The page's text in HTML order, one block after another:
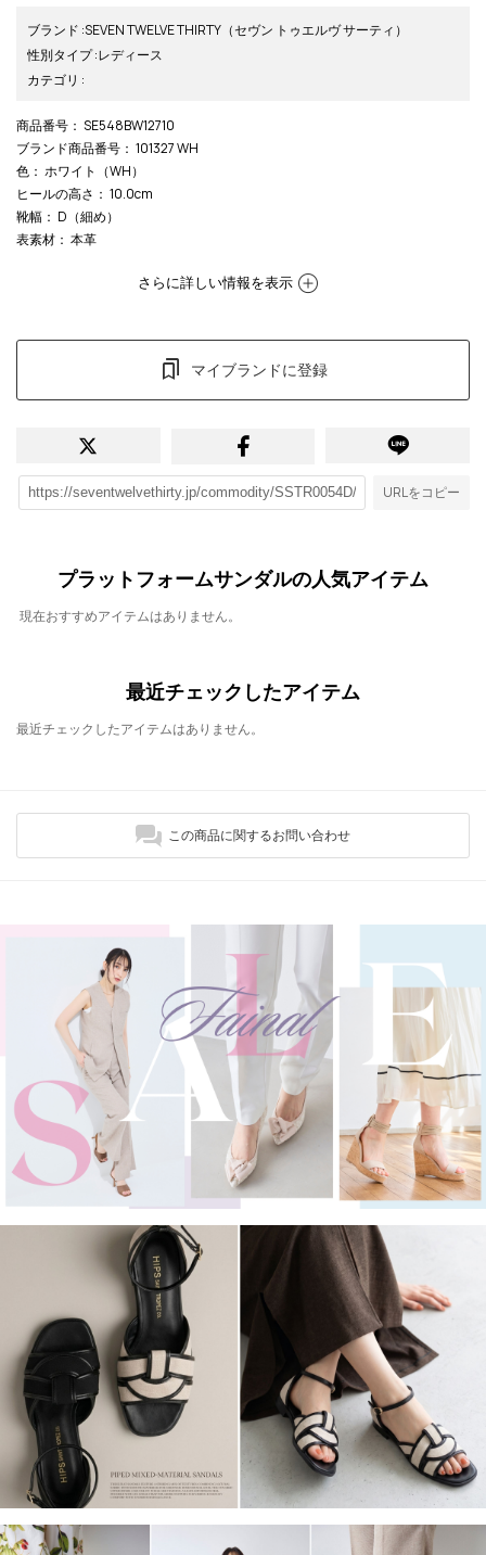
ブランド :SEVEN TWELVE THIRTY （セヴン トゥエルヴ サーティ）
性別タイプ:レディース
カテゴリ :
商品番号 ： SE548BW12710
ブランド商品番号 ： 101327 WH
色 ： ホワイト（WH）
ヒールの高さ ： 10.0cm
靴幅 ： D（細め）
表素材 ： 本革
さらに詳しい情報を表示
マイブランドに登録
URLをコピー
プラットフォームサンダルの人気アイテム
現在おすすめアイテムはありません。
最近チェックしたアイテム
最近チェックしたアイテムはありません。
この商品に関するお問い合わせ